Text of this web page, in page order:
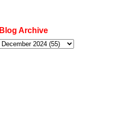
Blog Archive